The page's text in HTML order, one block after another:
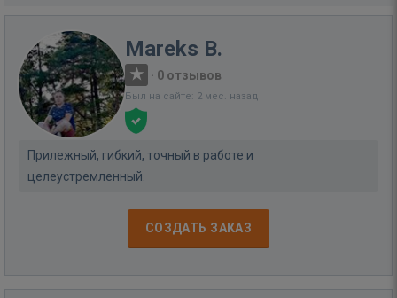
Mareks B.
· 0 отзывов
Был на сайте: 2 мес. назад
Прилежный, гибкий, точный в работе и
целеустремленный.
СОЗДАТЬ ЗАКАЗ